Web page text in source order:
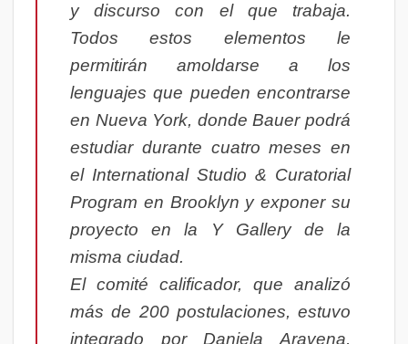
y discurso con el que trabaja.
Todos estos elementos le
permitirán amoldarse a los
lenguajes que pueden encontrarse
en Nueva York, donde Bauer podrá
estudiar durante cuatro meses en
el International Studio & Curatorial
Program en Brooklyn y exponer su
proyecto en la Y Gallery de la
misma ciudad.
El comité calificador, que analizó
más de 200 postulaciones, estuvo
integrado por Daniela Aravena,